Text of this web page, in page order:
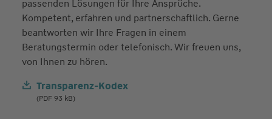
passenden Lösungen für Ihre Ansprüche.
Kompetent, erfahren und partnerschaftlich. Gerne
beantworten wir Ihre Fragen in einem
Beratungstermin oder telefonisch. Wir freuen uns,
von Ihnen zu hören.
Transparenz-Kodex
(PDF 93 kB)